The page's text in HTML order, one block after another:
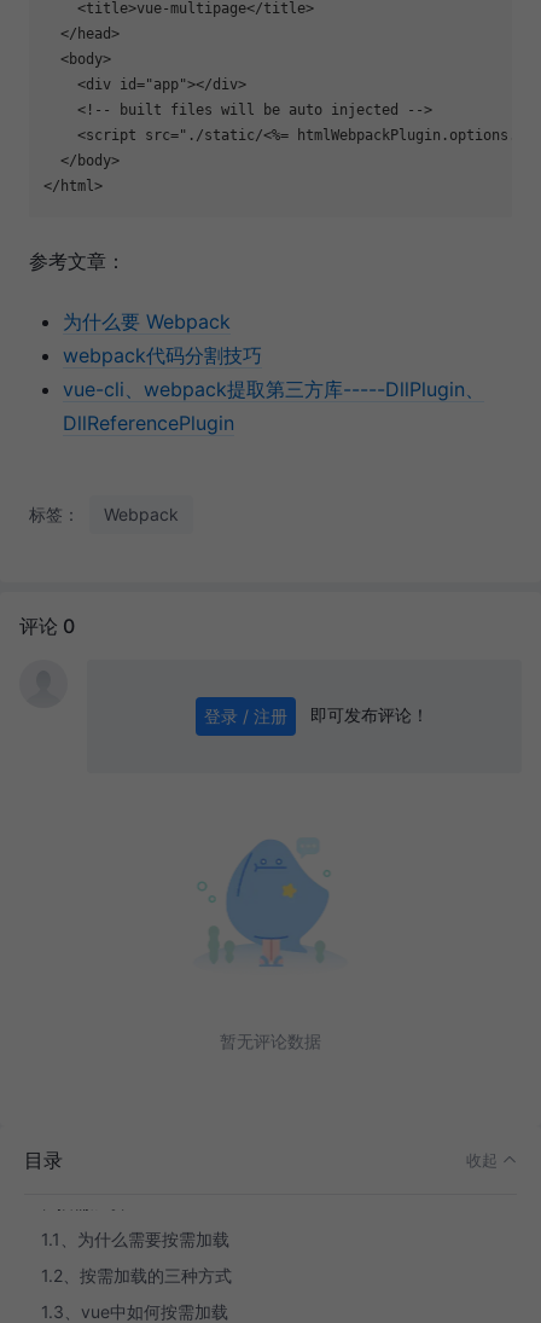
    <title>vue-multipage</title>
  </head>
  <body>
    <div id=
"app"></div>
    <!-- built files will be auto injected -->
    <script src=
"./static/<%=
  </body>
参考文章：
为什么要 Webpack
webpack代码分割技巧
vue-cli、webpack提取第三方库-----DllPlugin、
DllReferencePlugin
标签： Webpack
评论 0
登录 / 注册 即可发布评论！
暂无评论数据
目录 收起
1.1、为什么需要按需加载
1.2、按需加载的三种方式
1.3、vue中如何按需加载